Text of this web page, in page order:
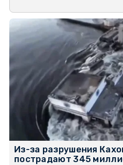
Из-за разрушения
пострадают 345